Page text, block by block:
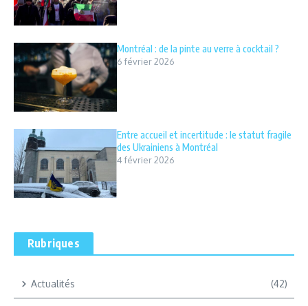
Montréal : de la pinte au verre à cocktail ?
6 février 2026
Entre accueil et incertitude : le statut fragile
des Ukrainiens à Montréal
4 février 2026
Rubriques
Actualités (42)